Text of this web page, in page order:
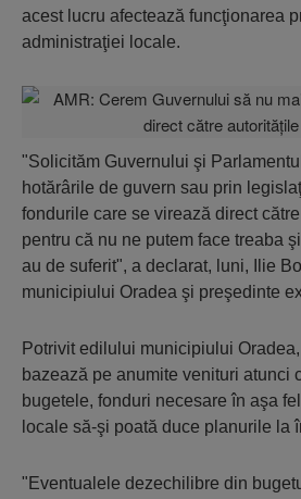
acest lucru afectează funcţionarea
administraţiei locale.
"Solicităm Guvernului şi
hotărârile de guvern sau prin
fondurile care se virează direct
pentru că nu ne putem face treaba
au de suferit", a declarat, luni, Ilie
municipiului Oradea şi preşedinte
Potrivit edilului municipiului
bazează pe anumite venituri atunci
bugetele, fonduri necesare în aşa
locale să-şi poată duce planurile la
"Eventualele dezechilibre din